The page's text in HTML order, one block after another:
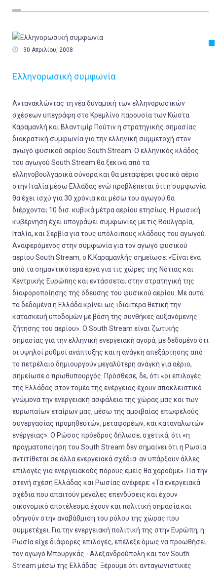
 30 Απριλίου, 2008
Ελληνορωσική συμφωνία
Αντανακλώντας τη νέα δυναμική των ελληνορωσικών
σχέσεων υπεγράφη στο Κρεμλίνο παρουσία των Κώστα
Καραμανλή και Βλαντιμίρ Πούτιν η στρατηγικής σημασίας
διακρατική συμφωνία για την ελληνική συμμετοχή στον
αγωγό φυσικού αερίου South Stream. Ο ελληνικός κλάδος
του αγωγού South Stream θα ξεκινά από τα
ελληνοβουλγαρικά σύνορα και θα μεταφέρει φυσικό αέριο
στην Ιταλία μέσω Ελλάδας ενώ προβλέπεται ότι η συμφωνία
θα έχει ισχύ για 30 χρόνια και μέσω του αγωγού θα
διέρχονται 10 δισ. κυβικά μέτρα αερίου ετησίως. Η ρωσική
κυβέρνηση έχει υπογράψει συμφωνίες με τις Βουλγαρία,
Ιταλία, και Σερβία για τους υπόλοιπους κλάδους του αγωγού.
Αναφερόμενος στην συμφωνία για τον αγωγό φυσικού
αερίου South Stream, o Κ.Καραμανλής σημείωσε: «Είναι ένα
από τα σημαντικότερα έργα για τις χώρες της Νότιας και
Κεντρικής Ευρώπης και εντάσσεται στην στρατηγική της
διαφοροποίησης της όδευσης του φυσικού αερίου. Με αυτά
τα δεδομένα η Ελλάδα κρίνει ως ιδιαίτερα θετική την
κατασκευή υποδομών με βάση της συνθήκες αυξανόμενης
ζήτησης του αερίου». Ο South Stream είναι ζωτικής
σημασίας για την ελληνική ενεργειακή αγορά, με δεδομένο ότι
οι υψηλοί ρυθμοί ανάπτυξης και η ανάγκη απεξάρτησης από
το πετρέλαιο δημιουργούν μεγαλύτερη ανάγκη για αέριο,
σημείωσε ο πρωθυπουργός. Πρόσθεσε, δε, ότι «οι επιλογές
της Ελλάδας στον τομέα της ενέργειας έχουν αποκλειστικό
γνώμονα την ενεργειακή ασφάλεια της χώρας μας και των
ευρωπαίων εταίρων μας, μέσω της αμοιβαίας επωφελούς
συνεργασίας προμηθευτών, μεταφορέων, και καταναλωτών
ενέργειας». Ο Ρώσος πρόεδρος δήλωσε, σχετικά, ότι «η
πραγματοποίηση του South Stream δεν σημαίνει ότι η Ρωσία
αντιτίθεται σε άλλα ενεργειακά σχέδια· αν υπάρξουν άλλες
επιλογές για ενεργειακούς πόρους εμείς θα χαρούμε». Για την
στενή σχέση Ελλάδας και Ρωσίας ανέφερε: «Τα ενεργειακά
σχέδια που απαιτούν μεγάλες επενδύσεις και έχουν
οικονομικό αποτέλεσμα έχουν και πολιτική σημασία και
οδηγούν στην αναβάθμιση του ρόλου της χώρας που
συμμετέχει. Για την ενεργειακή πολιτική της στην Ευρώπη, η
Ρωσία είχε διάφορες επιλογές, επέλεξε όμως να προωθήσει
τον αγωγό Μπουργκάς - Αλεξανδρούπολη και τον South
Stream μέσω της Ελλάδας. Ξέρουμε ότι ανταγωνιστικές
Εργασία
Αγροτικά
Πολιτική
Αθλητικά
Αστυνομικό Δελτίο